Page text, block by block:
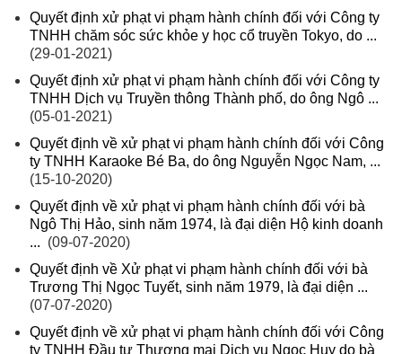
Quyết định xử phạt vi phạm hành chính đối với Công ty
TNHH chăm sóc sức khỏe y học cổ truyền Tokyo, do ...
(29-01-2021)
Quyết định xử phạt vi phạm hành chính đối với Công ty
TNHH Dịch vụ Truyền thông Thành phố, do ông Ngô ...
(05-01-2021)
Quyết định về xử phạt vi phạm hành chính đối với Công
ty TNHH Karaoke Bé Ba, do ông Nguyễn Ngọc Nam, ...
(15-10-2020)
Quyết định về xử phạt vi phạm hành chính đối với bà
Ngô Thị Hảo, sinh năm 1974, là đại diện Hộ kinh doanh
... (09-07-2020)
Quyết định về Xử phạt vi phạm hành chính đối với bà
Trương Thị Ngọc Tuyết, sinh năm 1979, là đại diện ...
(07-07-2020)
Quyết định về xử phạt vi phạm hành chính đối với Công
ty TNHH Đầu tư Thương mại Dịch vụ Ngọc Huy do bà